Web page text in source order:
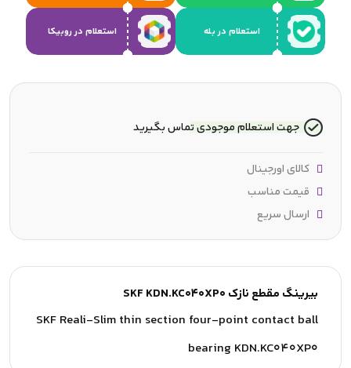
استعلام در بله استعلام در روبیکا
بیرینگ مقطع نازک SKF KDN.KC040XP0
SKF Reali-Slim thin section four-point contact ball
bearing KDN.KC040XP0
جهت استعلام موجودی تماس بگیرید
کالای اورجینال
قیمت مناسب
ارسال سریع